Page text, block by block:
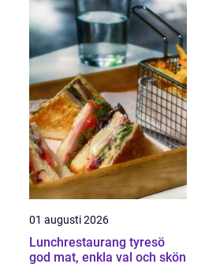
01 augusti 2026
Lunchrestaurang tyresö
god mat, enkla val och skön